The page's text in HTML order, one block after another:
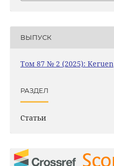
ВЫПУСК
Том 87 № 2 (2025): Keruen
РАЗДЕЛ
Статьи